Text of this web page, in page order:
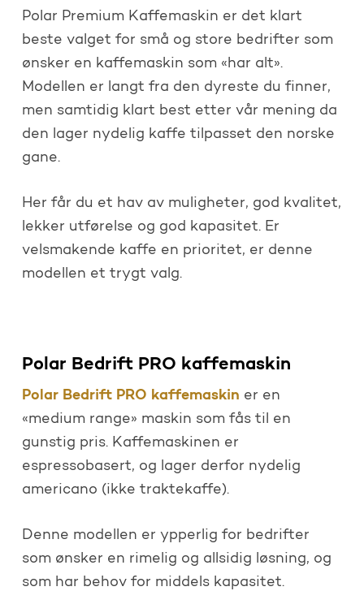
Polar Premium Kaffemaskin er det klart
beste valget for små og store bedrifter som
ønsker en kaffemaskin som «har alt».
Modellen er langt fra den dyreste du finner,
men samtidig klart best etter vår mening da
den lager nydelig kaffe tilpasset den norske
gane.
Her får du et hav av muligheter, god kvalitet,
lekker utførelse og god kapasitet. Er
velsmakende kaffe en prioritet, er denne
modellen et trygt valg.
Polar Bedrift PRO kaffemaskin
Polar Bedrift PRO kaffemaskin er en
«medium range» maskin som fås til en
gunstig pris. Kaffemaskinen er
espressobasert, og lager derfor nydelig
americano (ikke traktekaffe).
Denne modellen er ypperlig for bedrifter
som ønsker en rimelig og allsidig løsning, og
som har behov for middels kapasitet.